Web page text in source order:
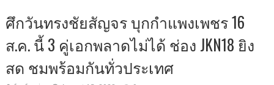
ศึกวันทรงชัยสัญจร บุกกำแพงเพชร 16
ส.ค. นี้ 3 คู่เอกพลาดไม่ได้ ช่อง JKN18 ยิง
สด ชมพร้อมกันทั่วประเทศ